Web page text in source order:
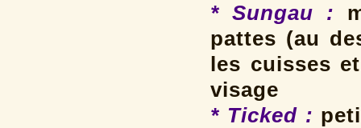
* Sungau :
pattes (au
les cuisses
visage
* Ticked :